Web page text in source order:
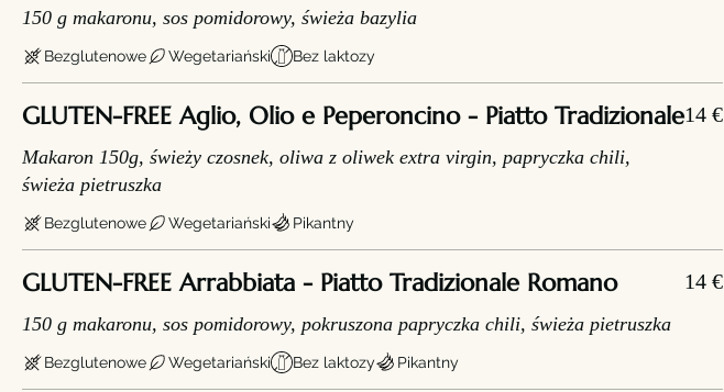
150 g makaronu, sos pomidorowy, świeża bazylia
Bezglutenowe Wegetariański Bez laktozy
GLUTEN-FREE Aglio, Olio e Peperoncino - Piatto Tradizionale
Makaron 150g, świeży czosnek, oliwa z oliwek extra virgin, papryczka chili,
świeża pietruszka
14 €
Bezglutenowe Wegetariański Pikantny
GLUTEN-FREE Arrabbiata - Piatto Tradizionale Romano
150 g makaronu, sos pomidorowy, pokruszona papryczka chili, świeża pietruszka
14 €
Bezglutenowe Wegetariański Bez laktozy Pikantny